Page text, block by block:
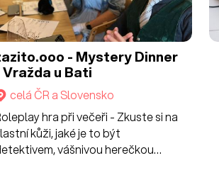
- Mystery Dinner
Vražda u Bati
celá ČR a Slovensko
hra při večeři - Zkuste si na
kůži, jaké je to být
vášnivou herečkou